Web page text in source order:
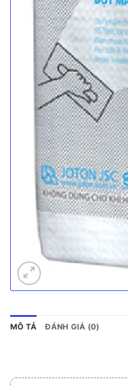
MÔ TẢ ĐÁNH GIÁ (0)